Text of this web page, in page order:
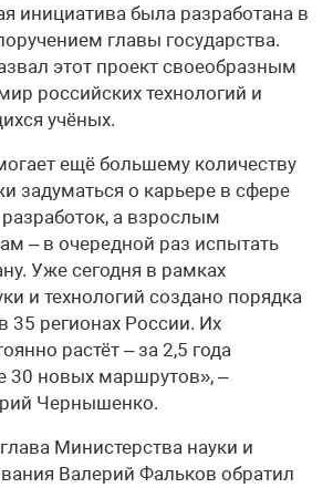
инициатива была разработана в
главы государства.
этот проект своеобразным
российских технологий и
учёных.
ещё большему количеству
задуматься о карьере в сфере
а взрослым
– в очередной раз испытать
Уже сегодня в рамках
и технологий создано порядка
35 регионах России. Их
растёт – за 2,5 года
30 новых маршрутов», –
Чернышенко.
Министерства науки и
Валерий Фальков обратил